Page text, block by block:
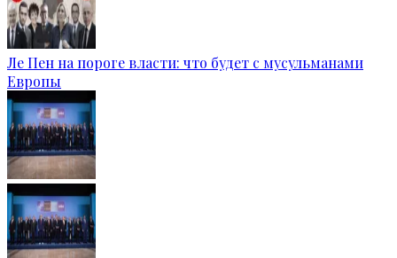
Ле Пен на пороге власти: что будет с мусульманами
Европы